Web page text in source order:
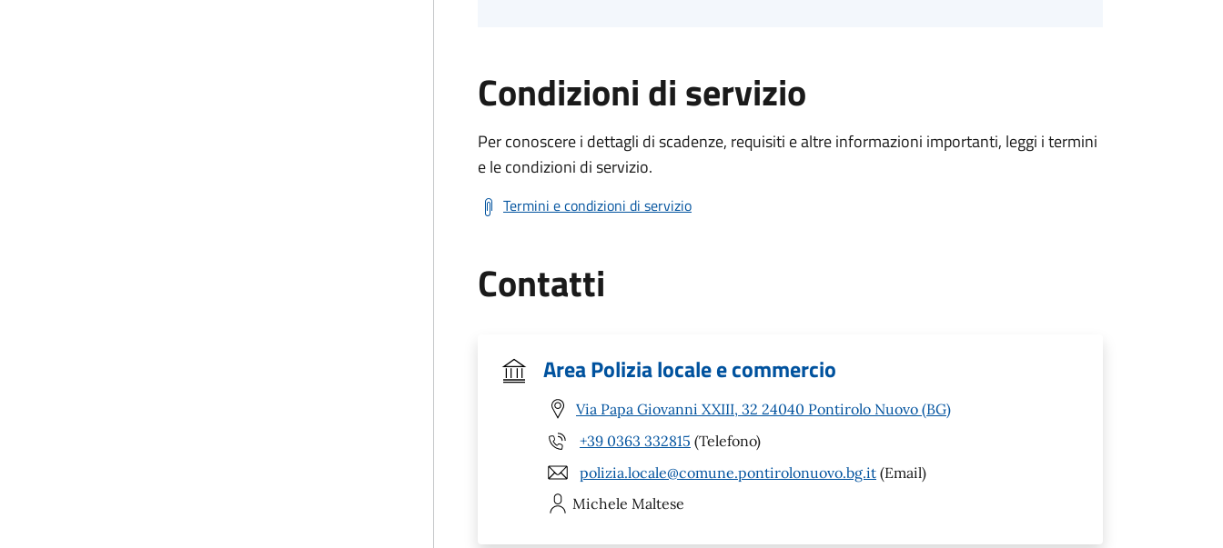
Condizioni di servizio
Per conoscere i dettagli di scadenze, requisiti e altre informazioni importanti, leggi i termini
e le condizioni di servizio.
Termini e condizioni di servizio
Contatti
Area Polizia locale e commercio
Via Papa Giovanni XXIII, 32 24040 Pontirolo Nuovo (BG)
+39 0363 332815 (Telefono)
polizia.locale@comune.pontirolonuovo.bg.it (Email)
Michele Maltese